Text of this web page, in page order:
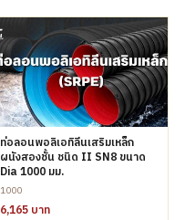
ท่อลอนพอลิเอทิลีนเสริมเหล็ก
ผนังสองชั้น ชนิด II SN8 ขนาด
Dia 1000 มม.
1000
6,165 บาท